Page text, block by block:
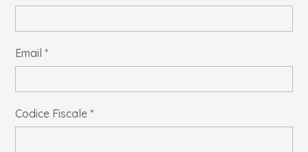
Email *
Codice Fiscale *